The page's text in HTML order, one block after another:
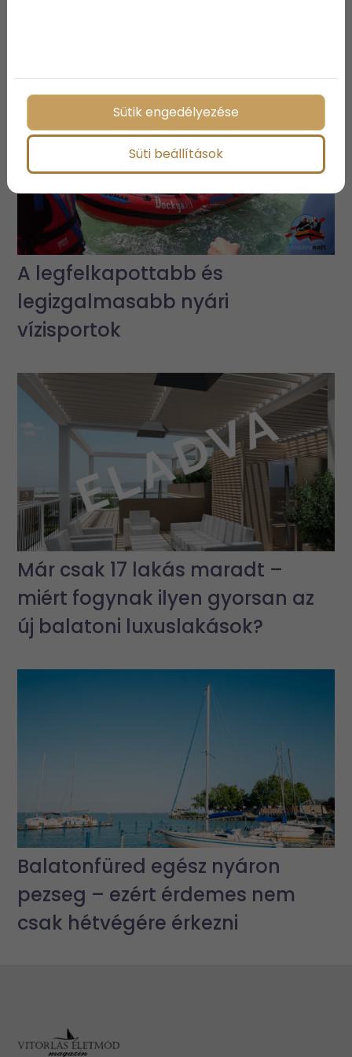
A legfelkapottabb és
legizgalmasabb nyári
vízisportok
Már csak 17 lakás maradt –
miért fogynak ilyen gyorsan az
új balatoni luxuslakások?
Balatonfüred egész nyáron
pezseg – ezért érdemes nem
csak hétvégére érkezni
Sütik engedélyezése
Süti beállítások